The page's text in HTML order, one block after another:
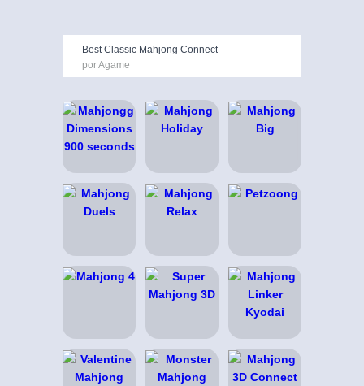
Best Classic Mahjong Connect
por Agame